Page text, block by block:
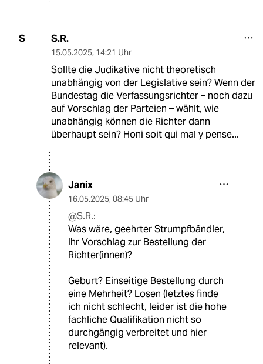
S S.R.
15.05.2025, 14:21 Uhr
Sollte die Judikative nicht theoretisch
unabhängig von der Legislative sein? Wenn der
Bundestag die Verfassungsrichter – noch dazu
auf Vorschlag der Parteien – wählt, wie
unabhängig können die Richter dann
überhaupt sein? Honi soit qui mal y pense...
Janix
16.05.2025, 08:45 Uhr
@S.R.:
Was wäre, geehrter Strumpfbändler,
Ihr Vorschlag zur Bestellung der
Richter(innen)?
Geburt? Einseitige Bestellung durch
eine Mehrheit? Losen (letztes finde
ich nicht schlecht, leider ist die hohe
fachliche Qualifikation nicht so
durchgängig verbreitet und hier
relevant).